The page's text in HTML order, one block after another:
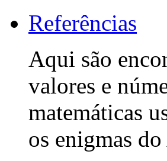
Referências
Aqui são
valores e
matemáticas
os enigmas